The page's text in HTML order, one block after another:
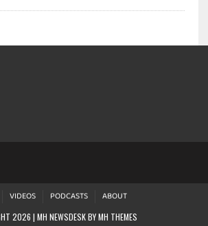
VIDEOS PODCASTS ABOUT
2026 | MH NEWSDESK BYMH THEMES